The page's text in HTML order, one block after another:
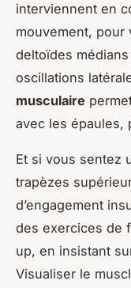
interviennent en
mouvement, pour
deltoïdes
oscillations
musculaire
avec les épaules,
Et si vous sentez
trapèzes
d’engagement
des exercices de
up, en insistant
Visualiser le